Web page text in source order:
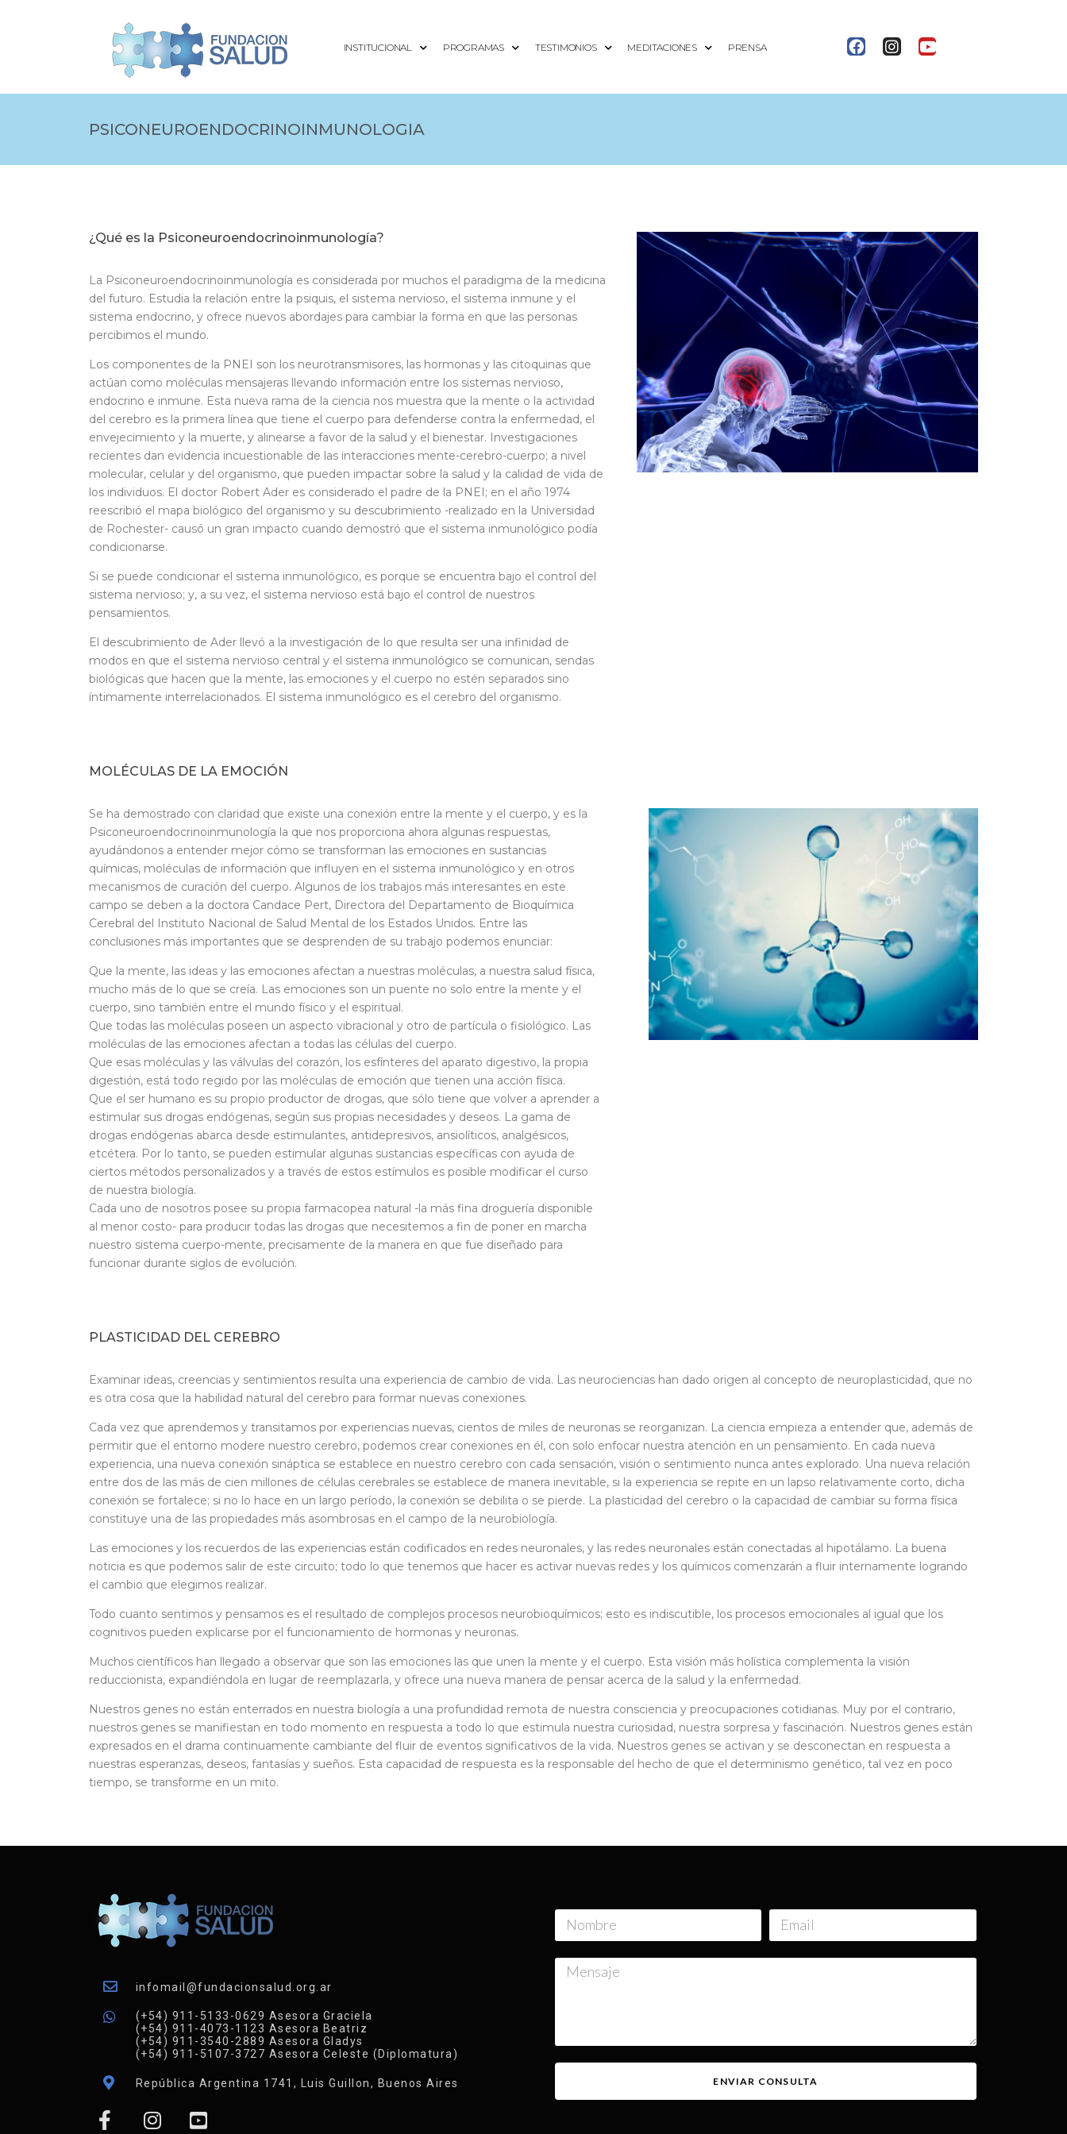
INSTITUCIONAL PROGRAMAS TESTIMONIOS MEDITACIONES PRENSA
PSICONEUROENDOCRINOINMUNOLOGIA
¿Qué es la Psiconeuroendocrinoinmunología?
La Psiconeuroendocrinoinmunología es considerada por muchos el paradigma de la medicina
del futuro. Estudia la relación entre la psiquis, el sistema nervioso, el sistema inmune y el
sistema endocrino, y ofrece nuevos abordajes para cambiar la forma en que las personas
percibimos el mundo.
Los componentes de la PNEI son los neurotransmisores, las hormonas y las citoquinas que
actúan como moléculas mensajeras llevando información entre los sistemas nervioso,
endocrino e inmune. Esta nueva rama de la ciencia nos muestra que la mente o la actividad
del cerebro es la primera línea que tiene el cuerpo para defenderse contra la enfermedad, el
envejecimiento y la muerte, y alinearse a favor de la salud y el bienestar. Investigaciones
recientes dan evidencia incuestionable de las interacciones mente-cerebro-cuerpo; a nivel
molecular, celular y del organismo, que pueden impactar sobre la salud y la calidad de vida de
los individuos. El doctor Robert Ader es considerado el padre de la PNEI; en el año 1974
reescribió el mapa biológico del organismo y su descubrimiento -realizado en la Universidad
de Rochester- causó un gran impacto cuando demostró que el sistema inmunológico podía
condicionarse.
Si se puede condicionar el sistema inmunológico, es porque se encuentra bajo el control del
sistema nervioso; y, a su vez, el sistema nervioso está bajo el control de nuestros
pensamientos.
El descubrimiento de Ader llevó a la investigación de lo que resulta ser una infinidad de
modos en que el sistema nervioso central y el sistema inmunológico se comunican, sendas
biológicas que hacen que la mente, las emociones y el cuerpo no estén separados sino
íntimamente interrelacionados. El sistema inmunológico es el cerebro del organismo.
MOLÉCULAS DE LA EMOCIÓN
Se ha demostrado con claridad que existe una conexión entre la mente y el cuerpo, y es la
Psiconeuroendocrinoinmunología la que nos proporciona ahora algunas respuestas,
ayudándonos a entender mejor cómo se transforman las emociones en sustancias
químicas, moléculas de información que influyen en el sistema inmunológico y en otros
mecanismos de curación del cuerpo. Algunos de los trabajos más interesantes en este
campo se deben a la doctora Candace Pert, Directora del Departamento de Bioquímica
Cerebral del Instituto Nacional de Salud Mental de los Estados Unidos. Entre las
conclusiones más importantes que se desprenden de su trabajo podemos enunciar:
Que la mente, las ideas y las emociones afectan a nuestras moléculas, a nuestra salud física,
mucho más de lo que se creía. Las emociones son un puente no solo entre la mente y el
cuerpo, sino también entre el mundo físico y el espiritual.
Que todas las moléculas poseen un aspecto vibracional y otro de partícula o fisiológico. Las
moléculas de las emociones afectan a todas las células del cuerpo.
Que esas moléculas y las válvulas del corazón, los esfínteres del aparato digestivo, la propia
digestión, está todo regido por las moléculas de emoción que tienen una acción física.
Que el ser humano es su propio productor de drogas, que sólo tiene que volver a aprender a
estimular sus drogas endógenas, según sus propias necesidades y deseos. La gama de
drogas endógenas abarca desde estimulantes, antidepresivos, ansiolíticos, analgésicos,
etcétera. Por lo tanto, se pueden estimular algunas sustancias específicas con ayuda de
ciertos métodos personalizados y a través de estos estímulos es posible modificar el curso
de nuestra biología.
Cada uno de nosotros posee su propia farmacopea natural -la más fina droguería disponible
al menor costo- para producir todas las drogas que necesitemos a fin de poner en marcha
nuestro sistema cuerpo-mente, precisamente de la manera en que fue diseñado para
funcionar durante siglos de evolución.
PLASTICIDAD DEL CEREBRO
Examinar ideas, creencias y sentimientos resulta una experiencia de cambio de vida. Las neurociencias han dado origen al concepto de neuroplasticidad, que no
es otra cosa que la habilidad natural del cerebro para formar nuevas conexiones.
Cada vez que aprendemos y transitamos por experiencias nuevas, cientos de miles de neuronas se reorganizan. La ciencia empieza a entender que, además de
permitir que el entorno modere nuestro cerebro, podemos crear conexiones en él, con solo enfocar nuestra atención en un pensamiento. En cada nueva
experiencia, una nueva conexión sináptica se establece en nuestro cerebro con cada sensación, visión o sentimiento nunca antes explorado. Una nueva relación
entre dos de las más de cien millones de células cerebrales se establece de manera inevitable, si la experiencia se repite en un lapso relativamente corto, dicha
conexión se fortalece; si no lo hace en un largo período, la conexión se debilita o se pierde. La plasticidad del cerebro o la capacidad de cambiar su forma física
constituye una de las propiedades más asombrosas en el campo de la neurobiología.
Las emociones y los recuerdos de las experiencias están codificados en redes neuronales, y las redes neuronales están conectadas al hipotálamo. La buena
noticia es que podemos salir de este circuito; todo lo que tenemos que hacer es activar nuevas redes y los químicos comenzarán a fluir internamente logrando
el cambio que elegimos realizar.
Todo cuanto sentimos y pensamos es el resultado de complejos procesos neurobioquímicos; esto es indiscutible, los procesos emocionales al igual que los
cognitivos pueden explicarse por el funcionamiento de hormonas y neuronas.
Muchos científicos han llegado a observar que son las emociones las que unen la mente y el cuerpo. Esta visión más holística complementa la visión
reduccionista, expandiéndola en lugar de reemplazarla, y ofrece una nueva manera de pensar acerca de la salud y la enfermedad.
Nuestros genes no están enterrados en nuestra biología a una profundidad remota de nuestra consciencia y preocupaciones cotidianas. Muy por el contrario,
nuestros genes se manifiestan en todo momento en respuesta a todo lo que estimula nuestra curiosidad, nuestra sorpresa y fascinación. Nuestros genes están
expresados en el drama continuamente cambiante del fluir de eventos significativos de la vida. Nuestros genes se activan y se desconectan en respuesta a
nuestras esperanzas, deseos, fantasías y sueños. Esta capacidad de respuesta es la responsable del hecho de que el determinismo genético, tal vez en poco
tiempo, se transforme en un mito.
infomail@fundacionsalud.org.ar
(+54) 911-5133-0629 Asesora Graciela
(+54) 911-4073-1123 Asesora Beatriz
(+54) 911-3540-2889 Asesora Gladys
(+54) 911-5107-3727 Asesora Celeste (Diplomatura)
República Argentina 1741, Luis Guillon, Buenos Aires ENVIAR CONSULTA